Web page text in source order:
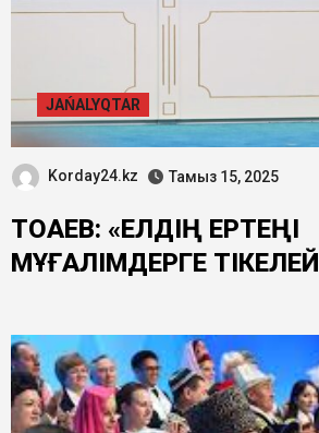
JAŃALYQTAR
Korday24.kz Тамыз 15, 2025
ТОҚАЕВ: «ЕЛДІҢ ЕРТЕҢІ
МҰҒАЛІМДЕРГЕ ТІКЕЛЕЙ